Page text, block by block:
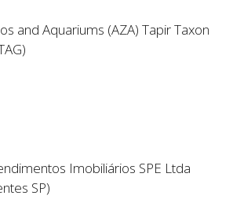
and Aquariums (AZA) Tapir Taxon
Imobiliários SPE Ltda
SP)